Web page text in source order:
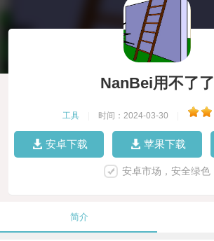
NanBei用不了了
工具 时间：2024-03-30
安卓下载 苹果下载
安卓市场，安全绿色
简介